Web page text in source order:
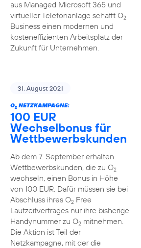
aus Managed Microsoft 365 und
virtueller Telefonanlage schafft O2
Business einen modernen und
kosteneffizienten Arbeitsplatz der
Zukunft für Unternehmen.
31. August 2021
O2NETZKAMPAGNE:
100 EUR
Wechselbonus für
Wettbewerbskunden
Ab dem 7. September erhalten
Wettbewerbskunden, die zu O2
wechseln, einen Bonus in Höhe
von 100 EUR. Dafür müssen sie bei
Abschluss ihres O2Free
Laufzeitvertrages nur ihre bisherige
Handynummer zu O2mitnehmen.
Die Aktion ist Teil der
Netzkampagne, mit der die